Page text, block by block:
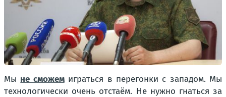
Мы не сможемиграться в перегонки с западом. Мы
технологически очень отстаём. Не нужно гнаться за